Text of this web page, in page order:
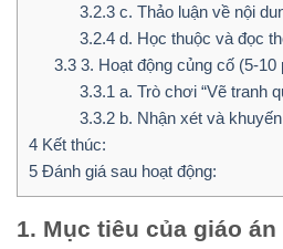
3.2.3c. Thảo luận về nội
3.2.4d. Học thuộc và đọc
3.33. Hoạt động củng cố (5-10
3.3.1 a. Trò chơi “Vẽ tranh
3.3.2b. Nhận xét và
4 Kết thúc:
5 Đánh giá sau hoạt động:
1. Mục tiêu của giáo